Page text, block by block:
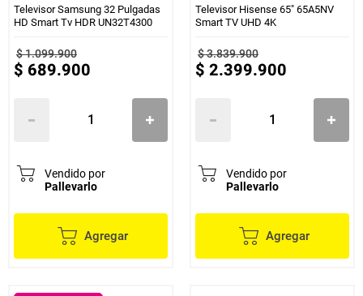
Televisor Samsung 32 Pulgadas
HD Smart Tv HDR UN32T4300
$1.099.900
$ 689.900
Vendido por
Pallevarlo
Agregar
Televisor Hisense 65" 65A5NV
Smart TV UHD 4K
$3.839.900
$ 2.399.900
Vendido por
Pallevarlo
Agregar